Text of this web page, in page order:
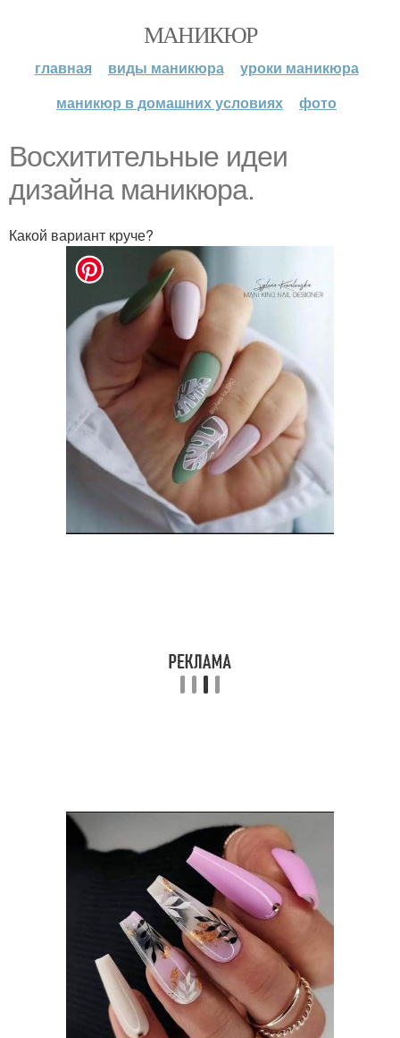
МАНИКЮР
главная виды маникюра
уроки маникюра
маникюр в домашних условиях
фото
Восхитительные идеи
дизайна маникюра.
Какой вариант круче?